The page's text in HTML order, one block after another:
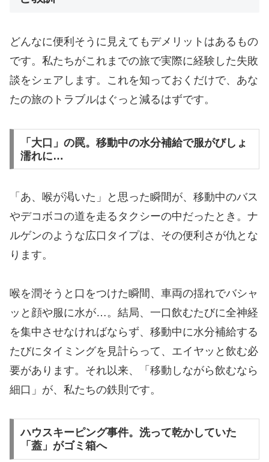
どんなに便利そうに見えてもデメリットはあるもの
です。私たちがこれまでの旅で実際に経験した失敗
談をシェアします。これを知っておくだけで、あな
たの旅のトラブルはぐっと減るはずです。
「大口」の罠。移動中の水分補給で服がびしょ
濡れに…
​「あ、喉が渇いた」と思った瞬間が、移動中のバス
やデコボコの道を走るタクシーの中だったとき。ナ
ルゲンのような広口タイプは、その便利さが仇とな
ります。
喉を潤そうと口をつけた瞬間、車両の揺れでバシャ
ッと顔や服に水が…。結局、一口飲むたびに全神経
を集中させなければならず、移動中に水分補給する
たびにタイミングを見計らって、エイヤッと飲む必
要があります。それ以来、「移動しながら飲むなら
細口」が、私たちの鉄則です。
​ハウスキーピング事件。洗って乾かしていた
「蓋」がゴミ箱へ